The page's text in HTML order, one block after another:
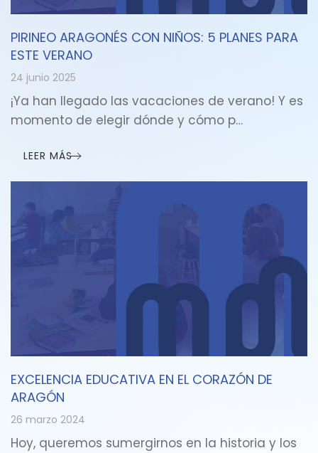
PIRINEO ARAGONÉS CON NIÑOS: 5 PLANES PARA
ESTE VERANO
24 junio 2025
¡Ya han llegado las vacaciones de verano! Y es
momento de elegir dónde y cómo p…
LEER MÁS
EXCELENCIA EDUCATIVA EN EL CORAZÓN DE
ARAGÓN
26 marzo 2024
Hoy, queremos sumergirnos en la historia y los